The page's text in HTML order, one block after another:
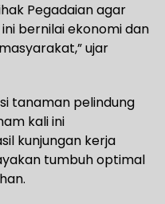
Pegadaian agar
bernilai ekonomi dan
ujar
tanaman pelindung
kali ini
kunjungan kerja
tumbuh optimal